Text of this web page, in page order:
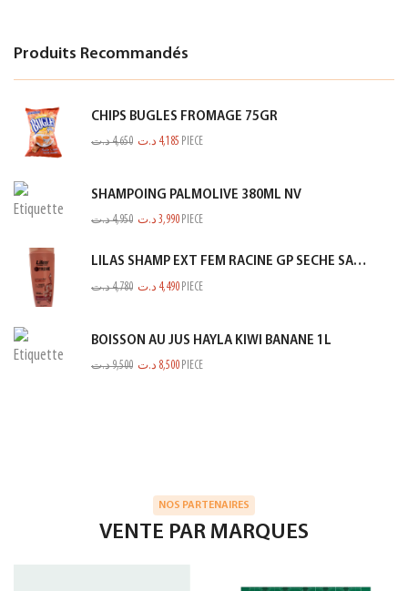
Produits Recommandés
CHIPS BUGLES FROMAGE 75GR
4,650د.ت 4,185 د.ت PIECE
SHAMPOING PALMOLIVE 380ML NV
4,950د.ت 3,990 د.ت PIECE
LILAS SHAMP EXT FEM RACINE GP SECHE SAUMON 350ML
4,780د.ت 4,490 د.ت PIECE
BOISSON AU JUS HAYLA KIWI BANANE 1L
9,500د.ت 8,500 د.ت PIECE
NOS PARTENAIRES
VENTE PAR MARQUES